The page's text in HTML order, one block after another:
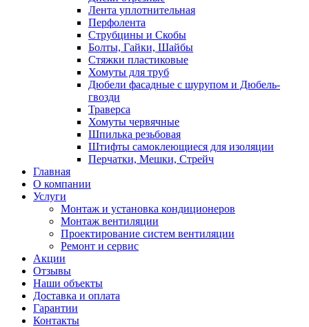
Лента уплотнительная
Перфолента
Струбцины и Скобы
Болты, Гайки, Шайбы
Стяжки пластиковые
Хомуты для труб
Дюбели фасадные с шурупом и Дюбель-
гвозди
Траверса
Хомуты червячные
Шпилька резьбовая
Штифты самоклеющиеся для изоляции
Перчатки, Мешки, Стрейч
Главная
О компании
Услуги
Монтаж и установка кондиционеров
Монтаж вентиляции
Проектирование систем вентиляции
Ремонт и сервис
Акции
Отзывы
Наши объекты
Доставка и оплата
Гарантии
Контакты